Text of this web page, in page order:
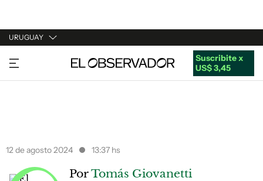
URUGUAY
URUGUAY
ARGENTINA
Suscribite x
US$ 3,45
12 de agosto 2024 13:37 hs
PorTomás Giovanetti